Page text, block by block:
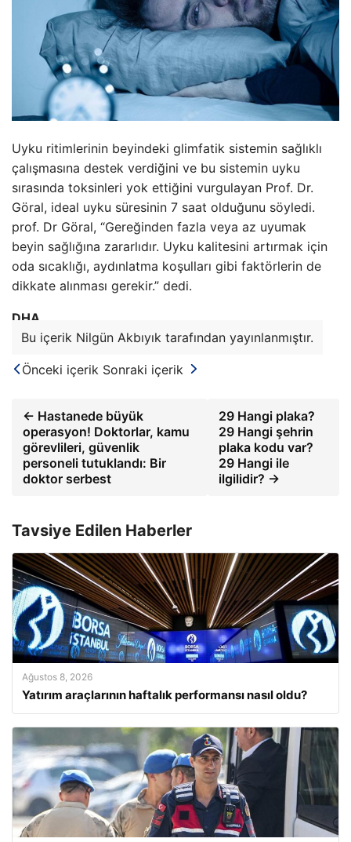
Uyku ritimlerinin beyindeki glimfatik sistemin sağlıklı
çalışmasına destek verdiğini ve bu sistemin uyku
sırasında toksinleri yok ettiğini vurgulayan Prof. Dr.
Göral, ideal uyku süresinin 7 saat olduğunu söyledi.
prof. Dr Göral, “Gereğinden fazla veya az uyumak
beyin sağlığına zararlıdır. Uyku kalitesini artırmak için
oda sıcaklığı, aydınlatma koşulları gibi faktörlerin de
dikkate alınması gerekir.” dedi.
DHA
Bu içerik Nilgün Akbıyık tarafından yayınlanmıştır.
Önceki içerik Sonraki içerik
← Hastanede büyük
operasyon! Doktorlar, kamu
görevlileri, güvenlik
personeli tutuklandı: Bir
doktor serbest
29 Hangi plaka?
29 Hangi şehrin
plaka kodu var?
29 Hangi ile
ilgilidir? →
Tavsiye Edilen Haberler
Ağustos 8, 2026
Yatırım araçlarının haftalık performansı nasıl oldu?